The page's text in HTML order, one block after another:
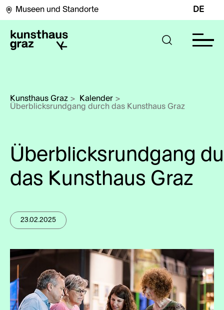
Museen und Standorte DE
Kunsthaus Graz > Kalender >
Überblicksrundgang durch das Kunsthaus Graz
Überblicksrundgang
das Kunsthaus Graz
23.02.2025